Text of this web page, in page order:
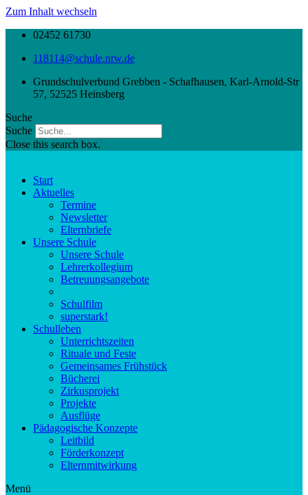
Zum Inhalt wechseln
02452 61730
118114@schule.nrw.de
Grundschulverbund Grebben - Schafhausen, Karl-Arnold-Str
57, 52525 Heinsberg
Suche
Suche
Close this search box.
Start
Aktuelles
Termine
Newsletter
Elternbriefe
Unsere Schule
Unsere Schule
Lehrerkollegium
Betreuungsangebote
Schulfilm
superstark!
Schulleben
Unterrichtszeiten
Rituale und Feste
Gemeinsames Frühstück
Bücherei
Zirkusprojekt
Projekte
Ausflüge
Pädagogische Konzepte
Leitbild
Förderkonzept
Elternmitwirkung
Menü